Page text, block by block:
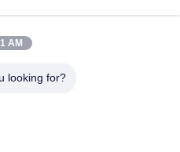
Maschine zur
Verschlusstüren
AM
looking for?